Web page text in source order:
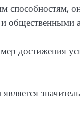
способностям,
общественными
достижения